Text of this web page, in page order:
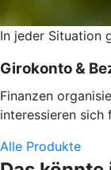
In jeder Situation
Girokonto &
Finanzen
interessieren sich
Alle Produkte